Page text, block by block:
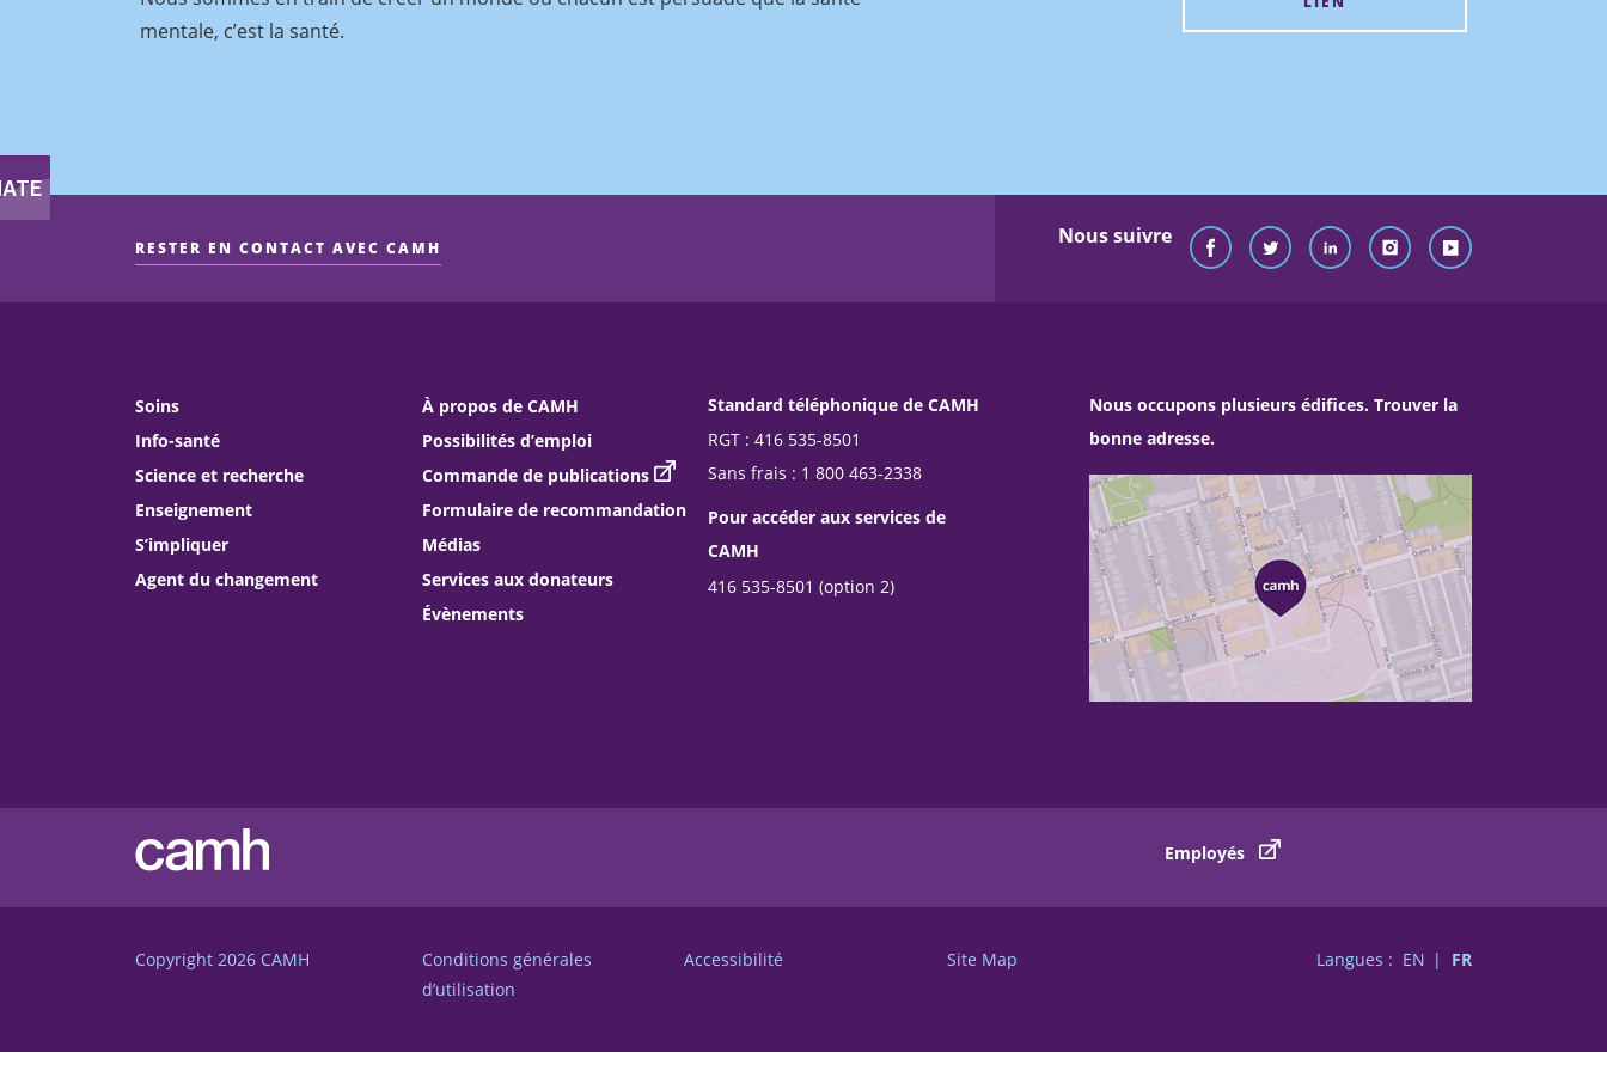
mentale, c’est la santé.
RESTER EN CONTACT AVEC CAMH Nous suivre
Soins
Info-santé
Science et recherche
Enseignement
S’impliquer
Agent du changement
À propos de CAMH
Possibilités d’emploi
Commande de publications
Formulaire de recommandation
Médias
Services aux donateurs
Évènements
Standard téléphonique de CAMH
RGT : 416 535-8501
Sans frais : 1 800 463-2338
Pour accéder aux services de
CAMH
416 535-8501 (option 2)
Nous occupons plusieurs édifices. Trouver la
bonne adresse.
Employés
Copyright 2026 CAMH
Conditions générales
d’utilisation
Accessibilité Site Map Langues : EN FR